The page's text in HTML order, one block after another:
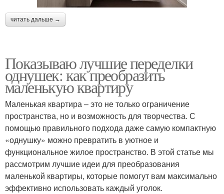
читать дальше →
Показываю лучшие переделки
однушек: как преобразить
маленькую квартиру
Маленькая квартира – это не только ограничение
пространства, но и возможность для творчества. С
помощью правильного подхода даже самую компактную
«однушку» можно превратить в уютное и
функциональное жилое пространство. В этой статье мы
рассмотрим лучшие идеи для преобразования
маленькой квартиры, которые помогут вам максимально
эффективно использовать каждый уголок.